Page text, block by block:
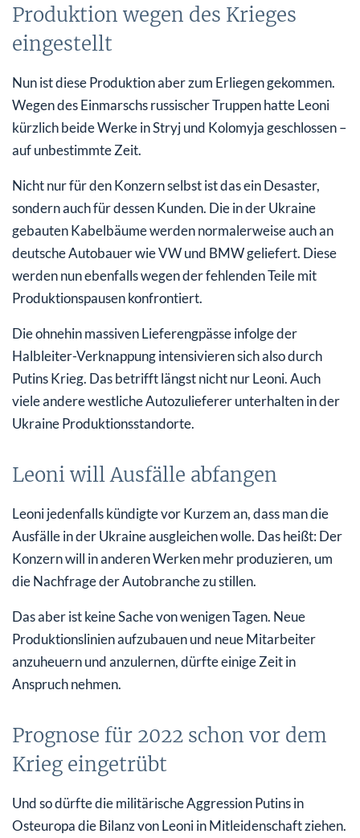
Produktion wegen des Krieges
eingestellt
Nun ist diese Produktion aber zum Erliegen gekommen.
Wegen des Einmarschs russischer Truppen hatte Leoni
kürzlich beide Werke in Stryj und Kolomyja geschlossen –
auf unbestimmte Zeit.
Nicht nur für den Konzern selbst ist das ein Desaster,
sondern auch für dessen Kunden. Die in der Ukraine
gebauten Kabelbäume werden normalerweise auch an
deutsche Autobauer wie VW und BMW geliefert. Diese
werden nun ebenfalls wegen der fehlenden Teile mit
Produktionspausen konfrontiert.
Die ohnehin massiven Lieferengpässe infolge der
Halbleiter-Verknappung intensivieren sich also durch
Putins Krieg. Das betrifft längst nicht nur Leoni. Auch
viele andere westliche Autozulieferer unterhalten in der
Ukraine Produktionsstandorte.
Leoni will Ausfälle abfangen
Leoni jedenfalls kündigte vor Kurzem an, dass man die
Ausfälle in der Ukraine ausgleichen wolle. Das heißt: Der
Konzern will in anderen Werken mehr produzieren, um
die Nachfrage der Autobranche zu stillen.
Das aber ist keine Sache von wenigen Tagen. Neue
Produktionslinien aufzubauen und neue Mitarbeiter
anzuheuern und anzulernen, dürfte einige Zeit in
Anspruch nehmen.
Prognose für 2022 schon vor dem
Krieg eingetrübt
Und so dürfte die militärische Aggression Putins in
Osteuropa die Bilanz von Leoni in Mitleidenschaft ziehen.